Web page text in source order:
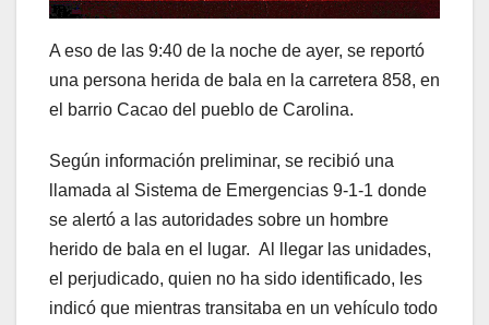
A eso de las 9:40 de la noche de ayer, se reportó
una persona herida de bala en la carretera 858, en
el barrio Cacao del pueblo de Carolina.
Según información preliminar, se recibió una
llamada al Sistema de Emergencias 9-1-1 donde
se alertó a las autoridades sobre un hombre
herido de bala en el lugar. Al llegar las unidades,
el perjudicado, quien no ha sido identificado, les
indicó que mientras transitaba en un vehículo todo